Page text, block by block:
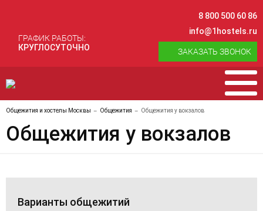
ГРАФИК РАБОТЫ:
КРУГЛОСУТОЧНО
8 800 500 60 86
info@1hostels.ru
ЗАКАЗАТЬ ЗВОНОК
Общежития и хостелы Москвы Общежития Общежития у вокзалов
Общежития у вокзалов
Варианты общежитий